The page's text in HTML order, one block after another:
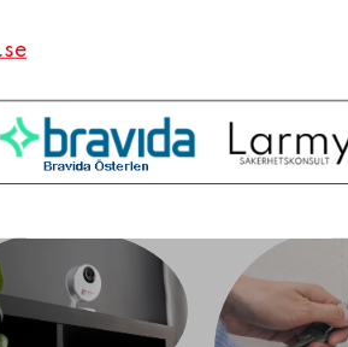
system för olika
tjänster. Du kan även
ÖVRIGA